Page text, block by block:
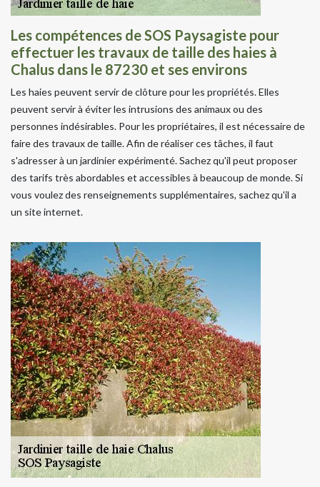
Les compétences de SOS Paysagiste pour
effectuer les travaux de taille des haies à
Chalus dans le 87230 et ses environs
Les haies peuvent servir de clôture pour les propriétés. Elles
peuvent servir à éviter les intrusions des animaux ou des
personnes indésirables. Pour les propriétaires, il est nécessaire de
faire des travaux de taille. Afin de réaliser ces tâches, il faut
s'adresser à un jardinier expérimenté. Sachez qu'il peut proposer
des tarifs très abordables et accessibles à beaucoup de monde. Si
vous voulez des renseignements supplémentaires, sachez qu'il a
un site internet.